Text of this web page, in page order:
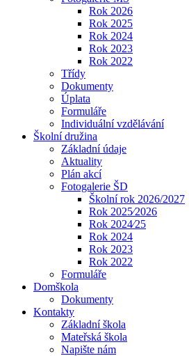
Rok 2026
Rok 2025
Rok 2024
Rok 2023
Rok 2022
Třídy
Dokumenty
Úplata
Formuláře
Individuální vzdělávání
Školní družina
Základní údaje
Aktuality
Plán akcí
Fotogalerie ŠD
Školní rok 2026/2027
Rok 2025⁄2026
Rok 2024⁄25
Rok 2024
Rok 2023
Rok 2022
Formuláře
Domškola
Dokumenty
Kontakty
Základní škola
Mateřská škola
Napište nám